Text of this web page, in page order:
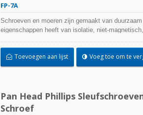
FP-7A
Schroeven en moeren zijn gemaakt van
eigenschappen heeft van isolatie, niet-
Toevoegen aan lijst Voeg toe om te
Pan Head Phillips
Schroef